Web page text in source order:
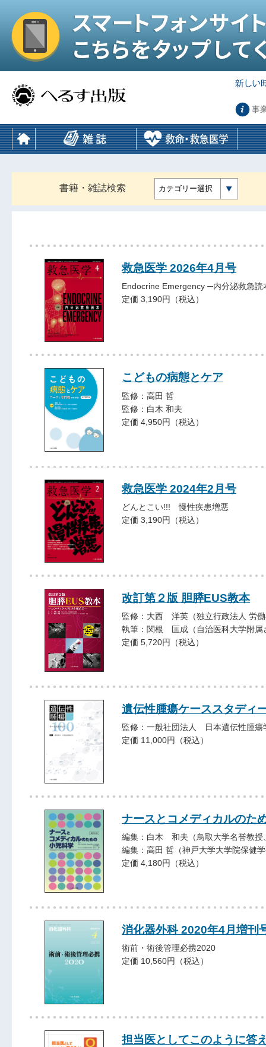
事
書籍・雑誌検索 カテゴリー選択
救急医学 2026年4月号
Endocrine Emergency ─内分泌救急読
定価 3,190円（税込）
こどもの病態とケア
監修：高田 哲
監修：白木 和夫
定価 4,950円（税込）
救急医学 2024年2月号
どんとこい!!! 慢性疾患増悪
定価 3,190円（税込）
改訂第２版 胆膵EUS教本
監修：大西 洋英（独立行政法人 労
執筆：関根 匡成（自治医科大学附属
定価 5,720円（税込）
遺伝性腫瘍ケーススタディ
監修：一般社団法人 日本遺伝性腫瘍
定価 11,000円（税込）
ナースとコメディカルのた
編集：白木 和夫（鳥取大学名誉教授
編集：高田 哲（神戸大学大学院保健
定価 4,180円（税込）
消化器外科 2020年4月増刊
術前・術後管理必携2020
定価 10,560円（税込）
担当医としてこのように答